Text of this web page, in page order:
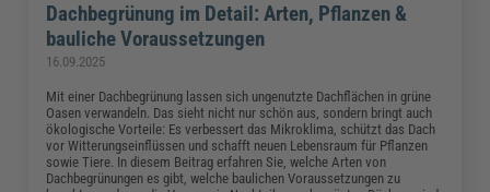
Dachbegrünung im Detail: Arten, Pflanzen &
bauliche Voraussetzungen
16.09.2025
Mit einer Dachbegrünung lassen sich ungenutzte Dachflächen in grüne
Oasen verwandeln. Das sieht nicht nur schön aus, sondern bringt auch
ökologische Vorteile: Es verbessert das Mikroklima, schützt das Dach
vor Witterungseinflüssen und schafft neuen Lebensraum für Pflanzen
sowie Tiere. In diesem Beitrag erfahren Sie, welche Arten von
Dachbegrünungen es gibt, welche baulichen Voraussetzungen zu